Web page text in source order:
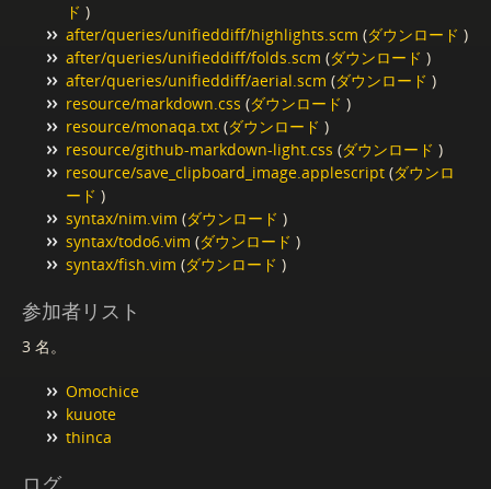
ド )
after/queries/unifieddiff/highlights.scm (ダウンロード )
after/queries/unifieddiff/folds.scm (ダウンロード )
after/queries/unifieddiff/aerial.scm (ダウンロード )
resource/markdown.css (ダウンロード )
resource/monaqa.txt (ダウンロード )
resource/github-markdown-light.css (ダウンロード )
resource/save_clipboard_image.applescript (ダウンロ
ード )
syntax/nim.vim (ダウンロード )
syntax/todo6.vim (ダウンロード )
syntax/fish.vim (ダウンロード )
参加者リスト
3 名。
Omochice
kuuote
thinca
ログ